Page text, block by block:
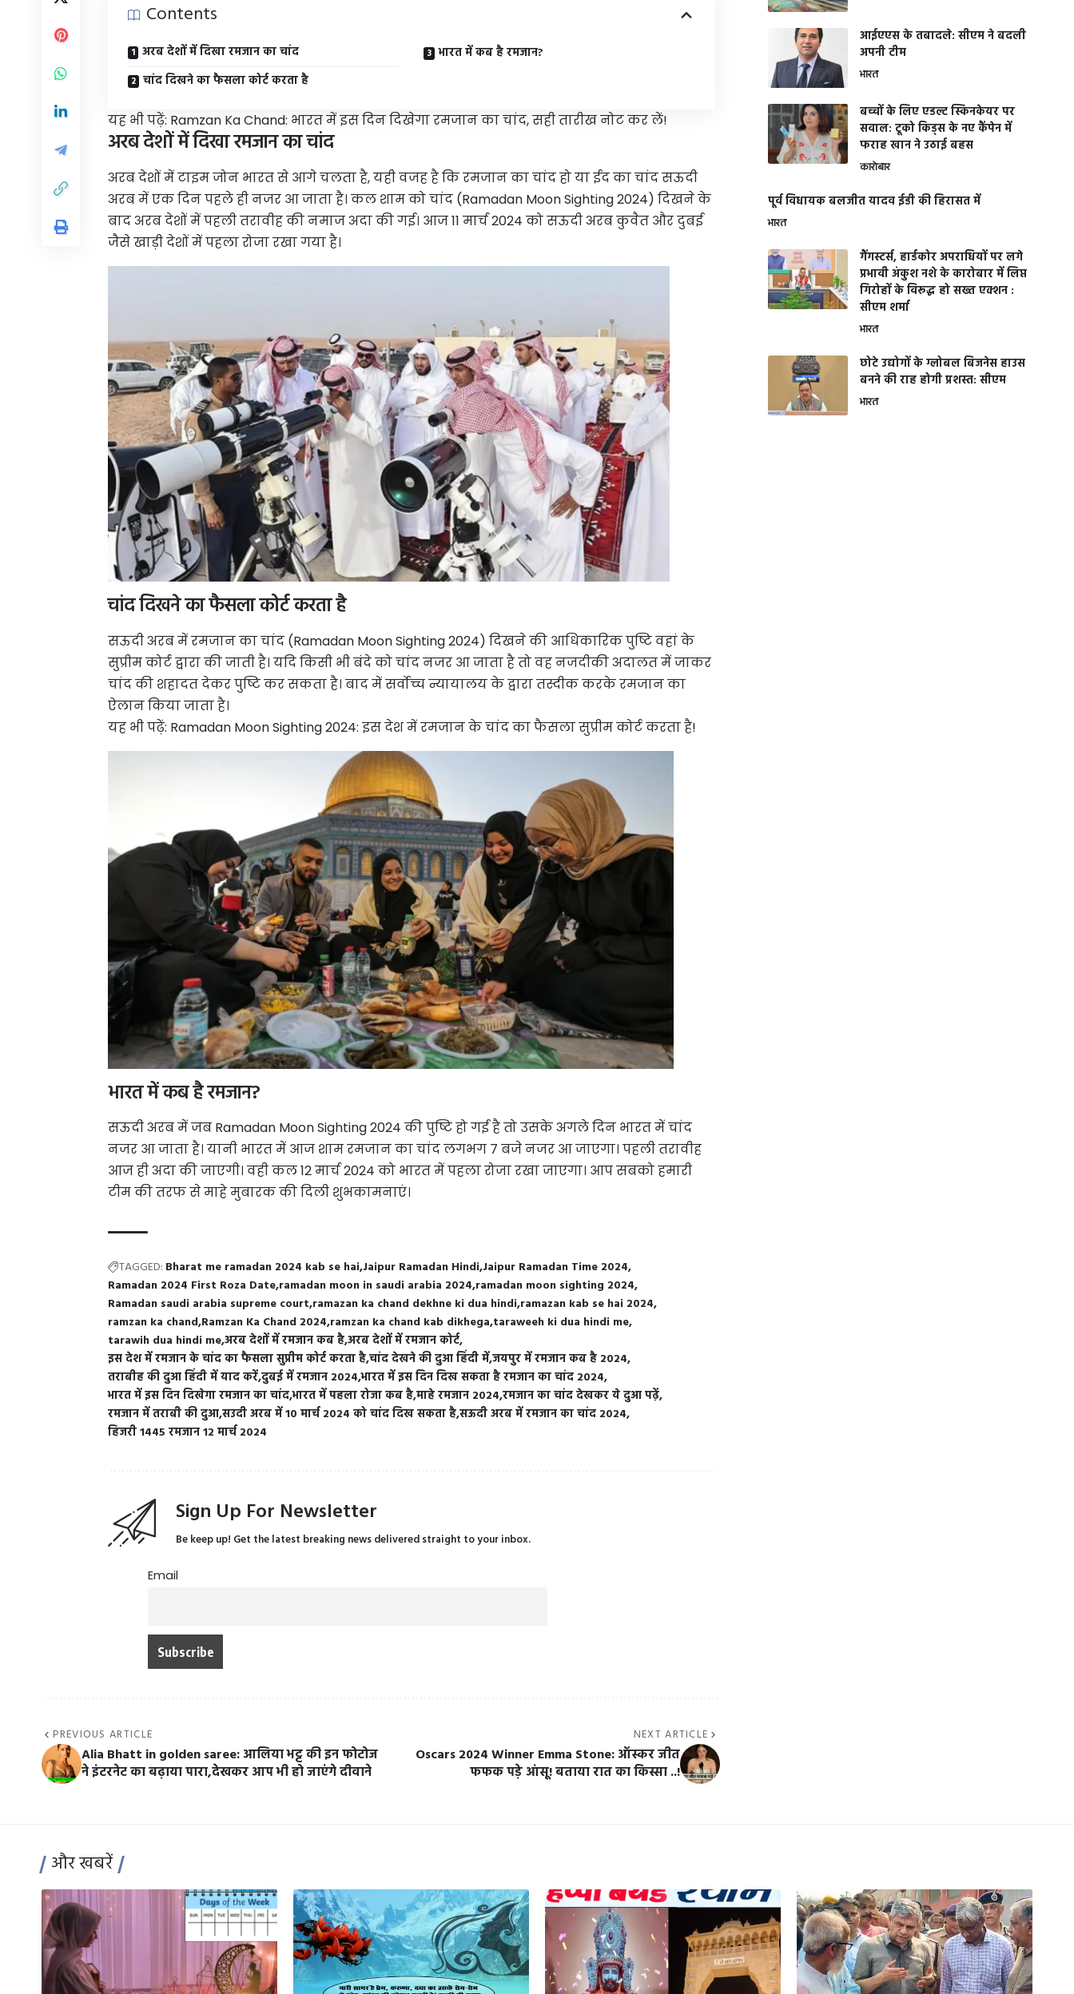
Contents
अरब देशों में दिखा रमजान का चांद
चांद दिखने का फैसला कोर्ट करता है
भारत में कब है रमजान?
यह भी पढ़ें: Ramzan Ka Chand: भारत में इस दिन दिखेगा रमजान का चांद, सही तारीख नोट कर लें!
अरब देशों में दिखा रमजान का चांद
अरब देशों में टाइम जोन भारत से आगे चलता है, यही वजह है कि रमजान का चांद हो या ईद का चांदसऊदी
अरबमें एक दिन पहले ही नजर आ जाता है। कल शाम को चांद (Ramadan Moon Sighting 2024) दिखने के
बाद अरब देशों में पहली तरावीह की नमाज अदा की गई। आज 11 मार्च 2024 को सऊदी अरब कुवैत और दुबई
जैसे खाड़ी देशों में पहला रोजा रखा गया है।
चांद दिखने का फैसला कोर्ट करता है
सऊदी अरब में रमजान का चांद (Ramadan Moon Sighting 2024) दिखने की आधिकारिक पुष्टि वहां के
सुप्रीम कोर्ट द्वारा की जाती है। यदि किसी भी बंदे को चांद नजर आ जाता है तो वह नजदीकी अदालत में जाकर
चांद की शहादत देकर पुष्टि कर सकता है। बाद में सर्वोच्च न्यायालय के द्वारा तस्दीक करके रमजान का
ऐलान किया जाता है।
यह भी पढ़ें: Ramadan Moon Sighting 2024: इस देश में रमजान के चांद का फैसला सुप्रीम कोर्ट करता है!
भारत में कब है रमजान?
सऊदी अरब में जब Ramadan Moon Sighting 2024 की पुष्टि हो गई है तो उसके अगले दिन भारत में चांद
नजर आ जाता है। यानी भारत में आज शाम रमजान का चांद लगभग 7 बजे नजर आ जाएगा। पहली तरावीह
आज ही अदा की जाएगी। वही कल 12 मार्च 2024 को भारत में पहला रोजा रखा जाएगा। आप सबको हमारी
टीम की तरफ से माहे मुबारक की दिली शुभकामनाएं।
TAGGED: Bharat me ramadan 2024 kab se hai Jaipur Ramadan Hindi Jaipur Ramadan Time 2024
Ramadan 2024 First Roza Date ramadan moon in saudi arabia 2024 ramadan moon sighting 2024
Ramadan saudi arabia supreme court ramazan ka chand dekhne ki dua hindi ramazan kab se hai 2024
ramzan ka chand Ramzan Ka Chand 2024 ramzan ka chand kab dikhega taraweeh ki dua hindi me
tarawih dua hindi meअरब देशों में रमजान कब हैअरब देशों में रमजान कोर्ट
इस देश में रमजान के चांद का फैसला सुप्रीम कोर्ट करता हैचांद देखने की दुआ हिंदी मेंजयपुर में रमजान कब है 2024
तराबीह की दुआ हिंदी में याद करेंदुबई में रमजान 2024भारत में इस दिन दिख सकता है रमजान का चांद 2024
भारत में इस दिन दिखेगा रमजान का चांदभारत में पहला रोजा कब हैमाहे रमजान 2024रमजान का चांद देखकर ये दुआ पढ़ें
रमजान में तराबी की दुआसउदी अरब में 10 मार्च 2024 को चांद दिख सकता हैसऊदी अरब में रमजान का चांद 2024
हिजरी 1445 रमजान 12 मार्च 2024
Sign Up For Newsletter
Be keep up! Get the latest breaking news delivered straight to your inbox.
Email
PREVIOUS ARTICLE
Alia Bhatt in golden saree: आलिया भट्ट की इन फोटोज
ने इंटरनेट का बढ़ाया पारा,देखकर आप भी हो जाएंगे दीवाने
NEXT ARTICLE
Oscars 2024 Winner Emma Stone: ऑस्कर जीत
फफक पड़े आंसू! बताया रात का किस्सा ..!
आईएएस के तबादले: सीएम ने बदली
अपनी टीम
भारत
बच्चों के लिए एडल्ट स्किनकेयर पर
सवाल: टूको किड्स के नए कैंपेन में
फराह खान ने उठाई बहस
कारोबार
पूर्व विधायक बलजीत यादव ईडी की हिरासत में
भारत
गैंगस्टर्स, हार्डकोर अपराधियों पर लगे
प्रभावी अंकुश नशे के कारोबार में लिप्त
गिरोहों के विरूद्ध हो सख्त एक्शन :
सीएम शर्मा
भारत
छोटे उद्योगों के ग्लोबल बिजनेस हाउस
बनने की राह होगी प्रशस्त: सीएम
भारत
और खबरें